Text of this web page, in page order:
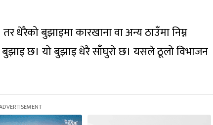
धेरैको बुझाइमा कारखाना वा अन्य ठाउँमा निम्न
बुझाइ छ। यो बुझाइ धेरै साँघुरो छ। यसले ठूलो विभाजन